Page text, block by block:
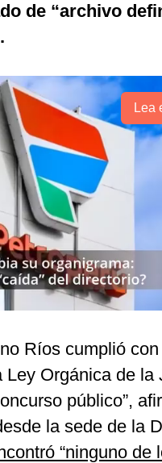
de “archivo
Lea
Ríos cumplió
Orgánica de la
público”,
la sede de la
“ninguno de